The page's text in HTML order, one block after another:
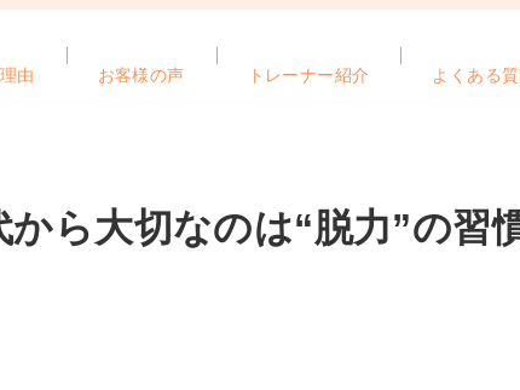
由 お客様の声 トレーナー紹介 よくある質
ら大切なのは“脱力”の習